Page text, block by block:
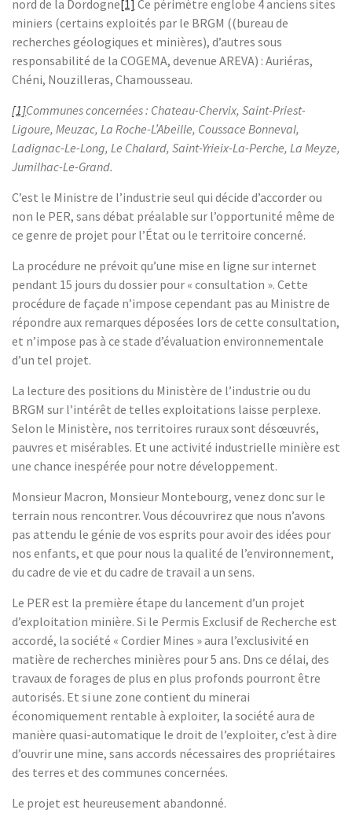
nord de la Dordogne[1] Ce périmètre englobe 4 anciens sites
miniers (certains exploités par le BRGM ((bureau de
recherches géologiques et minières), d’autres sous
responsabilité de la COGEMA, devenue AREVA) : Auriéras,
Chéni, Nouzilleras, Chamousseau.
[1]Communes concernées : Chateau-Chervix, Saint-Priest-
Ligoure, Meuzac, La Roche-L’Abeille, Coussace Bonneval,
Ladignac-Le-Long, Le Chalard, Saint-Yrieix-La-Perche, La Meyze,
Jumilhac-Le-Grand.
C’est le Ministre de l’industrie seul qui décide d’accorder ou
non le PER, sans débat préalable sur l’opportunité même de
ce genre de projet pour l’État ou le territoire concerné.
La procédure ne prévoit qu’une mise en ligne sur internet
pendant 15 jours du dossier pour « consultation ». Cette
procédure de façade n’impose cependant pas au Ministre de
répondre aux remarques déposées lors de cette consultation,
et n’impose pas à ce stade d’évaluation environnementale
d’un tel projet.
La lecture des positions du Ministère de l’industrie ou du
BRGM sur l’intérêt de telles exploitations laisse perplexe.
Selon le Ministère, nos territoires ruraux sont désœuvrés,
pauvres et misérables. Et une activité industrielle minière est
une chance inespérée pour notre développement.
Monsieur Macron, Monsieur Montebourg, venez donc sur le
terrain nous rencontrer. Vous découvrirez que nous n’avons
pas attendu le génie de vos esprits pour avoir des idées pour
nos enfants, et que pour nous la qualité de l’environnement,
du cadre de vie et du cadre de travail a un sens.
Le PER est la première étape du lancement d’un projet
d’exploitation minière. Si le Permis Exclusif de Recherche est
accordé, la société « Cordier Mines » aura l’exclusivité en
matière de recherches minières pour 5 ans. Dns ce délai, des
travaux de forages de plus en plus profonds pourront être
autorisés. Et si une zone contient du minerai
économiquement rentable à exploiter, la société aura de
manière quasi-automatique le droit de l’exploiter, c’est à dire
d’ouvrir une mine, sans accords nécessaires des propriétaires
des terres et des communes concernées.
Le projet est heureusement abandonné.